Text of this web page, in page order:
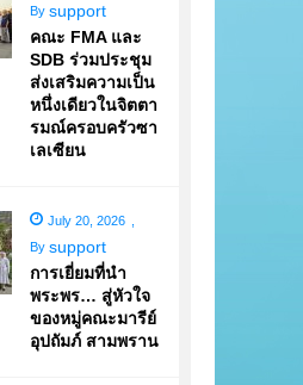
By support
คณะ FMA และ
SDB ร่วมประชุม
ส่งเสริมความเป็น
หนึ่งเดียวในจิตตา
รมณ์ครอบครัวซา
เลเซียน
July 20, 2026
By support
การเยี่ยมที่นำ
พระพร… สู่หัวใจ
ของหมู่คณะมารีย์
อุปถัมภ์ สามพราน